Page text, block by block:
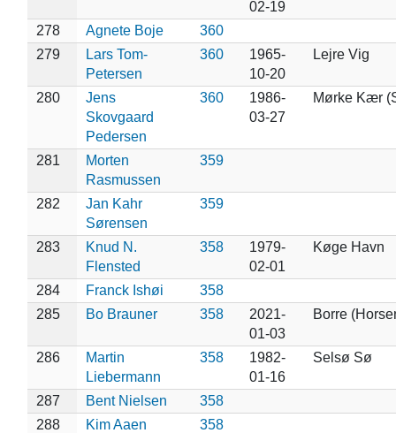
02-19
278 Agnete Boje
360
279
Lars Tom-
Petersen
360
1965-
10-20
Lejre Vig
280
Jens
Skovgaard
Pedersen
360
1986-
03-27
Mørke Kær
281
Morten
Rasmussen
359
282
Jan Kahr
Sørensen
359
283
Knud N.
Flensted
358
1979-
02-01
Køge Havn
284 Franck Ishøi
358
285
Bo Brauner 358
2021-
01-03
Borre
286
Martin
Liebermann
358
1982-
01-16
Selsø Sø
287 Bent Nielsen
358
288
Kim Aaen
358